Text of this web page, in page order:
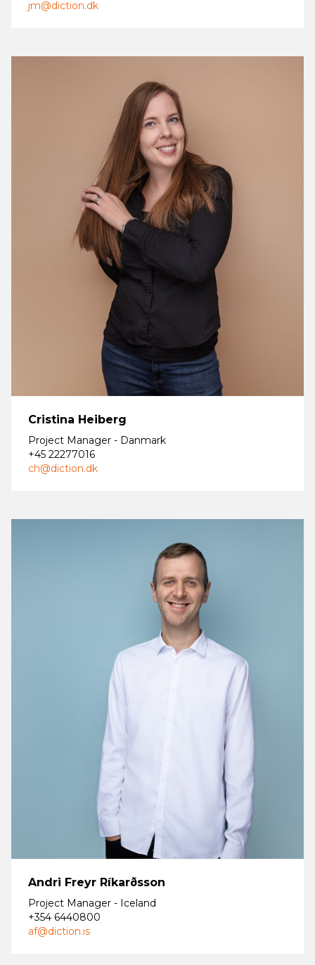
jm@diction.dk
Cristina Heiberg
Project Manager - Danmark
+45 22277016
ch@diction.dk
Andri Freyr Ríkarðsson
Project Manager - Iceland
+354 6440800
af@diction.is